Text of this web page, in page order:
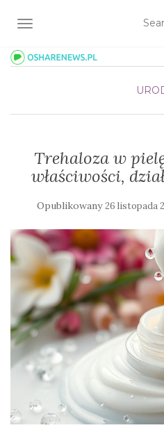
TOGGLE NAVIGATION
Trehaloza w
właściwości,
Opublikowany26 listopada